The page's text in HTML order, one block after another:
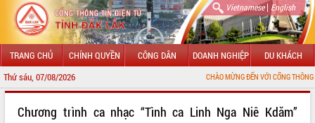
Vietnamese| English
TRANG CHỦ CHÍNH QUYỀN CÔNG DÂN DOANH NGHIỆP DU KHÁCH
Thứ sáu, 07/08/2026 CHÀO MỪNG ĐẾN VỚI CỔNG THÔNG TIN ĐIỆN TỬ
Chương trình ca nhạc “Tình ca Linh Nga Niê Kdăm”